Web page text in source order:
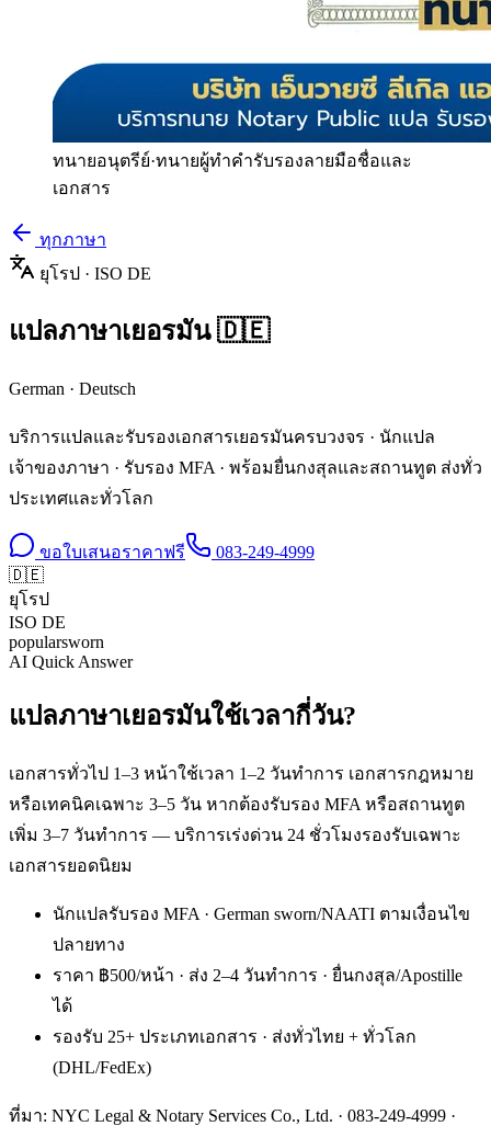
ทนายอนุตรีย์·ทนายผู้ทำคำรับรองลายมือชื่อและ
เอกสาร
ทุกภาษา
ยุโรป · ISO DE
แปลภาษาเยอรมัน 🇩🇪
German · Deutsch
บริการแปลและรับรองเอกสารเยอรมันครบวงจร · นักแปล
เจ้าของภาษา · รับรอง MFA · พร้อมยื่นกงสุลและสถานทูต ส่งทั่ว
ประเทศและทั่วโลก
ขอใบเสนอราคาฟรี
083-249-4999
🇩🇪
ยุโรป
ISO DE
popularsworn
AI Quick Answer
แปลภาษาเยอรมันใช้เวลากี่วัน?
เอกสารทั่วไป 1–3 หน้าใช้เวลา 1–2 วันทำการ เอกสารกฎหมาย
หรือเทคนิคเฉพาะ 3–5 วัน หากต้องรับรอง MFA หรือสถานทูต
เพิ่ม 3–7 วันทำการ — บริการเร่งด่วน 24 ชั่วโมงรองรับเฉพาะ
เอกสารยอดนิยม
นักแปลรับรอง MFA · German sworn/NAATI ตามเงื่อนไข
ปลายทาง
ราคา ฿500/หน้า · ส่ง 2–4 วันทำการ · ยื่นกงสุล/Apostille
ได้
รองรับ 25+ ประเภทเอกสาร · ส่งทั่วไทย + ทั่วโลก
(DHL/FedEx)
ที่มา: NYC Legal & Notary Services Co., Ltd. · 083-249-4999 ·